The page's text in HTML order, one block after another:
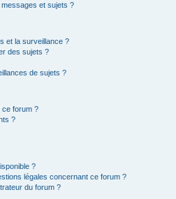
et sujets ?
et la surveillance ?
des sujets ?
de sujets ?
ce forum ?
?
?
légales concernant ce forum ?
du forum ?